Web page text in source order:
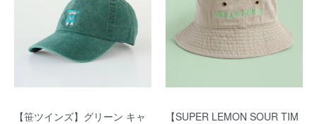
【笹ツインズ】グリーン キャ
【SUPER LEMON SOUR TIM